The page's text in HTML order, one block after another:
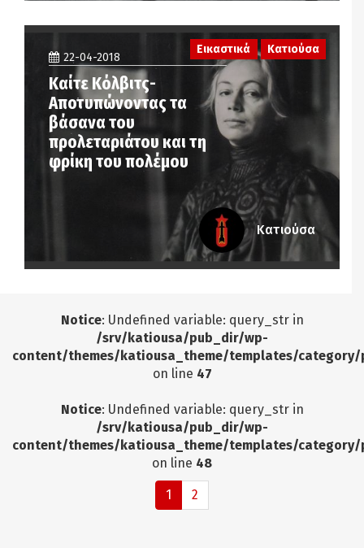
22-04-2018
Καίτε Κόλβιτς-
Αποτυπώνοντας τα
βάσανα του
προλεταριάτου και τη
φρίκη του πολέμου
Εικαστικά Κατιούσα
Κατιούσα
Notice: Undefined variable: query_str in
/srv/katiousa/pub_dir/wp-
content/themes/katiousa_theme/templates/
on line 47
Notice: Undefined variable: query_str in
/srv/katiousa/pub_dir/wp-
content/themes/katiousa_theme/templates/
on line 48
1 2